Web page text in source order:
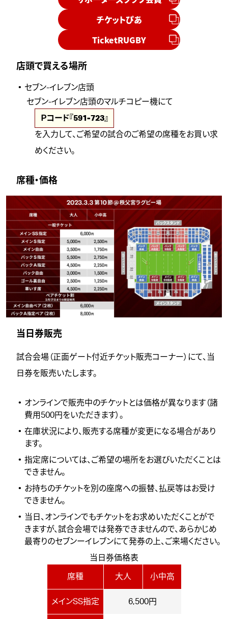
チケットぴあ
TicketRUGBY
店頭で買える場所
セブン-イレブン店頭
セブン-イレブン店頭のマルチコピー機にて
Ｐコード『591-723』
を入力して、ご希望の試合のご希望の席種をお買い求
めください。
席種・価格
当日券販売
試合会場（正面ゲート付近チケット販売コーナー）にて、当
日券を販売いたします。
オンラインで販売中のチケットとは価格が異なります（諸
費用500円をいただきます）。
在庫状況により、販売する席種が変更になる場合があり
ます。
指定席については、ご希望の場所をお選びいただくことは
できません。
お持ちのチケットを別の座席への振替、払戻等はお受け
できません。
当日、オンラインでもチケットをお求めいただくことがで
きますが、試合会場では発券できませんので、あらかじめ
最寄りのセブンーイレブンにて発券の上、ご来場ください。
当日券価格表
席種 大人 小中高
メインSS指定 6,500円